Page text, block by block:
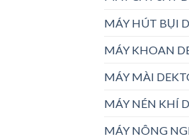
MÁY HÚT BỤI
MÁY KHOAN
MÁY MÀI
MÁY NÉN KHÍ
MÁY NÔNG